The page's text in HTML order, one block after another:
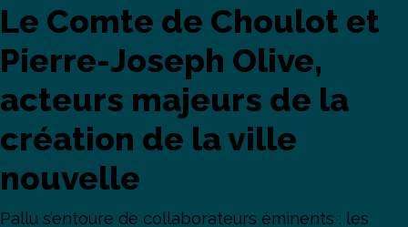
Le Comte de Choulot et
Pierre-Joseph Olive,
acteurs majeurs de la
création de la ville
nouvelle
Pallu s’entoure de collaborateurs éminents : les